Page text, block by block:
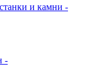
и камни -
-